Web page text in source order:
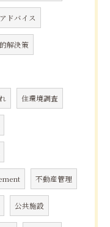
ドバイス
解決策
住環境調査
不動産管理
公共施設